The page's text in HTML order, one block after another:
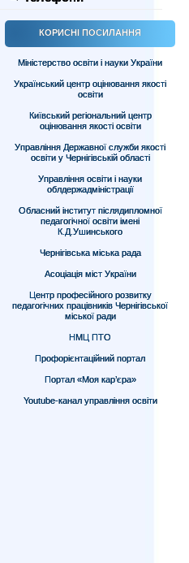
КОРИСНІ ПОСИЛАННЯ
Міністерство освіти і науки України
Український центр оцінювання якості
освіти
Київський регіональний центр
оцінювання якості освіти
Управління Державної служби якості
освіти у Чернігівській області
Управління освіти і науки
облдержадміністрації
Обласний інститут післядипломної
педагогічної освіти імені
К.Д.Ушинського
Чернігівська міська рада
Асоціація міст України
Центр професійного розвитку
педагогічних працівників Чернігівської
міської ради
НМЦ ПТО
Профорієнтаційний портал
Портал «Моя кар’єра»
Youtube-канал управління освіти